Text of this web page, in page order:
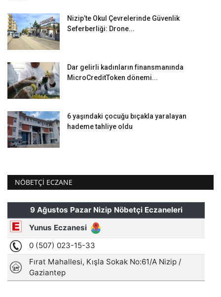
Nizip’te Okul Çevrelerinde Güvenlik
Seferberliği: Drone...
Dar gelirli kadınların finansmanında
MicroCreditToken dönemi...
6 yaşındaki çocuğu bıçakla yaralayan
hademe tahliye oldu
NÖBETÇI ECZANE